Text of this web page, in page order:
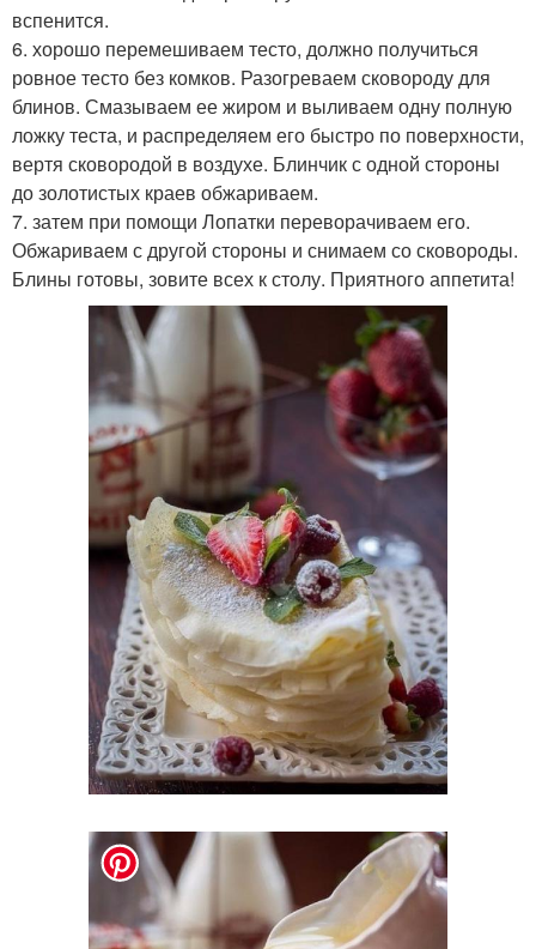
вспенится.
6. хорошо перемешиваем тесто, должно получиться
ровное тесто без комков. Разогреваем сковороду для
блинов. Смазываем ее жиром и выливаем одну полную
ложку теста, и распределяем его быстро по поверхности,
вертя сковородой в воздухе. Блинчик с одной стороны
до золотистых краев обжариваем.
7. затем при помощи Лопатки переворачиваем его.
Обжариваем с другой стороны и снимаем со сковороды.
Блины готовы, зовите всех к столу. Приятного аппетита!